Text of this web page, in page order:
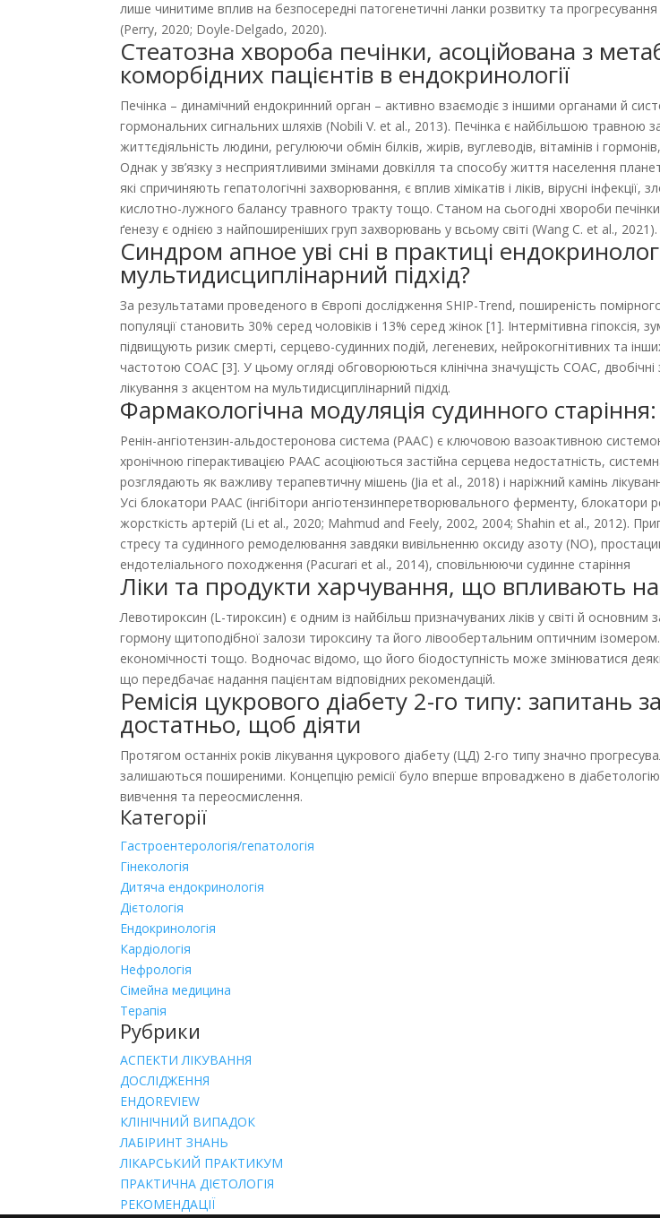
лише чинитиме вплив на безпосередні патогенетичні ланки розвитку та
(Perry, 2020; Doyle-Delgado, 2020).
Стеатозна хвороба печінки, асоційована з
коморбідних пацієнтів в ендокринології
Печінка – динамічний ендокринний орган – активно взаємодіє з іншими органами й
гормональних сигнальних шляхів (Nobili V. et al., 2013). Печінка є найбільшою
життєдіяльність людини, регулюючи обмін білків, жирів, вуглеводів, вітамінів і
Однак у зв’язку з несприятливими змінами довкілля та способу життя населення
які спричиняють гепатологічні захворювання, є вплив хімікатів і ліків, вірусні
кислотно-лужного балансу травного тракту тощо. Станом на сьогодні хвороби
ґенезу є однією з найпоширеніших груп захворювань у всьому світі (Wang C. et al., 2021).
Синдром апное уві сні в практиці
мультидисциплінарний підхід?
За результатами проведеного в Європі дослідження SHIP-Trend, поширеність
популяції становить 30% серед чоловіків і 13% серед жінок [1]. Інтермітивна
підвищують ризик смерті, серцево-судинних подій, легеневих, нейрокогнітивних та
частотою СОАС [3]. У цьому огляді обговорюються клінічна значущість СОАС,
лікування з акцентом на мультидисциплінарний підхід.
Фармакологічна модуляція судинного
Ренін-ангіотензин-альдостеронова система (РААС) є ключовою вазоактивною системою
хронічною гіперактивацією РААС асоціюються застійна серцева недостатність,
розглядають як важливу терапевтичну мішень (Jia et al., 2018) і наріжний камінь
Усі блокатори РААС (інгібітори ангіотензинперетворювального ферменту, блокатори
жорсткість артерій (Li et al., 2020; Mahmud and Feely, 2002, 2004; Shahin et al., 2012).
стресу та судинного ремоделювання завдяки вивільненню оксиду азоту (NO),
ендотеліального походження (Pacurari et al., 2014), сповільнюючи судинне старіння
Ліки та продукти харчування, що впливають на
Левотироксин (L-тироксин) є одним із найбільш призначуваних ліків у світі й
гормону щитоподібної залози тироксину та його лівообертальним оптичним
економічності тощо. Водночас відомо, що його біодоступність може змінюватися
що передбачає надання пацієнтам відповідних рекомендацій.
Ремісія цукрового діабету 2-го типу: запитань
достатньо, щоб діяти
Протягом останніх років лікування цукрового діабету (ЦД) 2-го типу значно
залишаються поширеними. Концепцію ремісії було вперше впроваджено в
вивчення та переосмислення.
Категорії
Гастроентерологія/гепатологія
Гінекологія
Дитяча ендокринологія
Дієтологія
Ендокринологія
Кардіологія
Нефрологія
Сімейна медицина
Терапія
Рубрики
АСПЕКТИ ЛІКУВАННЯ
ДОСЛІДЖЕННЯ
ЕНДОREVIEW
КЛІНІЧНИЙ ВИПАДОК
ЛАБІРИНТ ЗНАНЬ
ЛІКАРСЬКИЙ ПРАКТИКУМ
ПРАКТИЧНА ДІЄТОЛОГІЯ
РЕКОМЕНДАЦІЇ